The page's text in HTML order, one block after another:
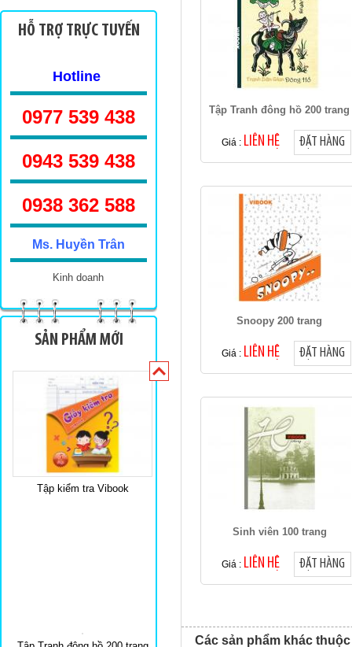
HỖ TRỢ TRỰC TUYẾN
Hotline
0977 539 438
0943 539 438
0938 362 588
Ms. Huyền Trân
Kinh doanh
SẢN PHẨM MỚI
Sinh viên TKN 200
Sinh viên TKN 160
Sinh viên 100 trang
Tập kiểm tra Vibook
Tập Tranh đông hồ 200 trang
Tập Tranh đông hồ 200 trang
Giá : LIÊN HỆ ĐẶT HÀNG
Snoopy 200 trang
Giá : LIÊN HỆ ĐẶT HÀNG
Sinh viên 100 trang
Giá : LIÊN HỆ ĐẶT HÀNG
Các sản phẩm khác